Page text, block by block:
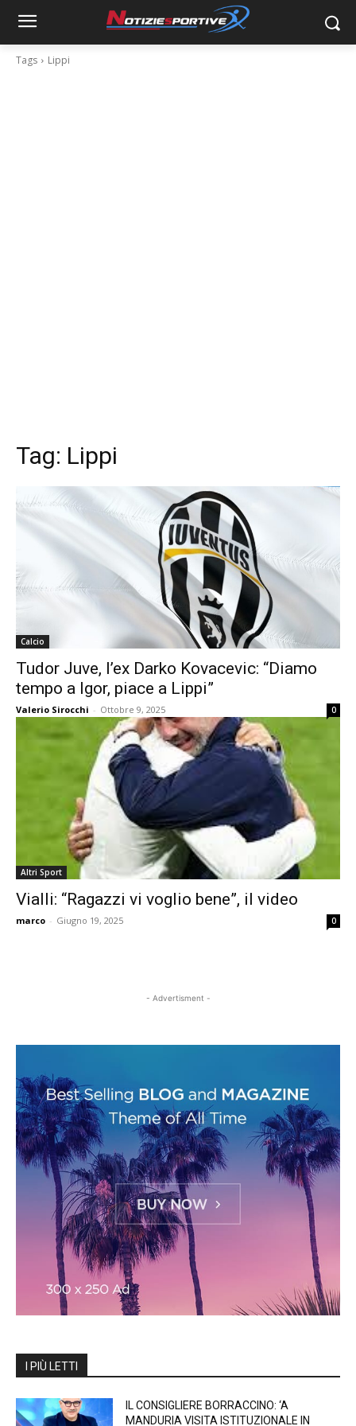
Tags Lippi
Tag: Lippi
Calcio
Tudor Juve, l’ex Darko Kovacevic: “Diamo
tempo a Igor, piace a Lippi”
Valerio Sirocchi - Ottobre 9, 2025 0
Altri Sport
Vialli: “Ragazzi vi voglio bene”, il video
marco - Giugno 19, 2025 0
- Advertisment -
I PIÙ LETTI
IL CONSIGLIERE BORRACCINO: ‘A
MANDURIA VISITA ISTITUZIONALE IN